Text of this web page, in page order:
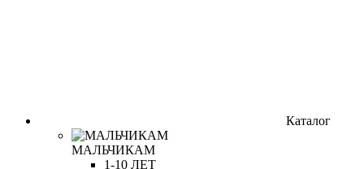
Каталог
МАЛЬЧИКАМ
1-10 ЛЕТ